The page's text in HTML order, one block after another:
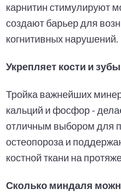
карнитин стимулируют
создают барьер для
когнитивных нарушений.
Укрепляет кости и зубы
Тройка важнейших
кальций и фосфор -
отличным выбором для
остеопороза и
костной ткани на
Сколько миндаля